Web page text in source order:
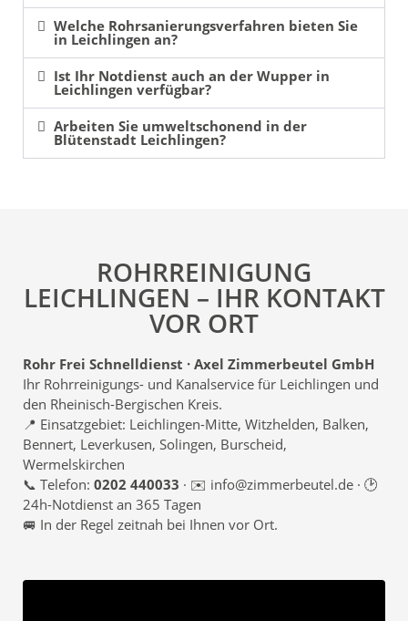
Welche Rohrsanierungsverfahren bieten Sie
in Leichlingen an?
Ist Ihr Notdienst auch an der Wupper in
Leichlingen verfügbar?
Arbeiten Sie umweltschonend in der
Blütenstadt Leichlingen?
ROHRREINIGUNG
LEICHLINGEN – IHR KONTAKT
VOR ORT
Rohr Frei Schnelldienst · Axel Zimmerbeutel GmbH
Ihr Rohrreinigungs- und Kanalservice für Leichlingen und
den Rheinisch-Bergischen Kreis.
📍 Einsatzgebiet: Leichlingen-Mitte, Witzhelden, Balken,
Bennert, Leverkusen, Solingen, Burscheid,
Wermelskirchen
📞 Telefon: 0202 440033 · ✉️ info@zimmerbeutel.de · 🕑
24h-Notdienst an 365 Tagen
🚐 In der Regel zeitnah bei Ihnen vor Ort.